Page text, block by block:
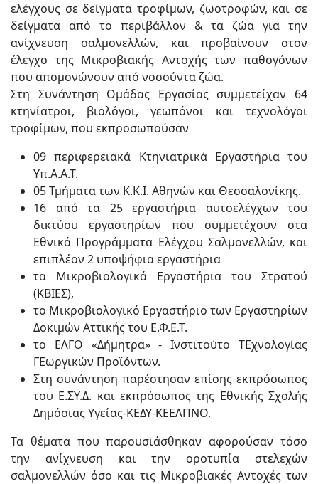
ελέγχους σε δείγματα τροφίμων, ζωοτροφών, και σε
δείγματα από το περιβάλλον & τα ζώα για την
ανίχνευση σαλμονελλών, και προβαίνουν στον
έλεγχο της Μικροβιακής Αντοχής των παθογόνων
που απομονώνουν από νοσούντα ζώα.
Στη Συνάντηση Ομάδας Εργασίας συμμετείχαν 64
κτηνίατροι, βιολόγοι, γεωπόνοι και τεχνολόγοι
τροφίμων, που εκπροσωπούσαν
09 περιφερειακά Κτηνιατρικά Εργαστήρια του
Υπ.Α.Α.Τ.
05 Τμήματα των Κ.Κ.Ι. Αθηνών και Θεσσαλονίκης.
16 από τα 25 εργαστήρια αυτοελέγχων του
δικτύου εργαστηρίων που συμμετέχουν στα
Εθνικά Προγράμματα Ελέγχου Σαλμονελλών, και
επιπλέον 2 υποψήφια εργαστήρια
τα Μικροβιολογικά Εργαστήρια του Στρατού
(ΚΒΙΕΣ),
το Μικροβιολογικό Εργαστήριο των Εργαστηρίων
Δοκιμών Αττικής του Ε.Φ.Ε.Τ.
το ΕΛΓΟ «Δήμητρα» - Ινστιτούτο ΤΕχνολογίας
ΓΕωργικών Προϊόντων.
Στη συνάντηση παρέστησαν επίσης εκπρόσωπος
του Ε.ΣΥ.Δ. και εκπρόσωπος της Εθνικής Σχολής
Δημόσιας Υγείας-ΚΕΔΥ-ΚΕEΛΠΝΟ.
Τα θέματα που παρουσιάσθηκαν αφορούσαν τόσο
την ανίχνευση και την οροτυπία στελεχών
σαλμονελλών όσο και τις Μικροβιακές Αντοχές των